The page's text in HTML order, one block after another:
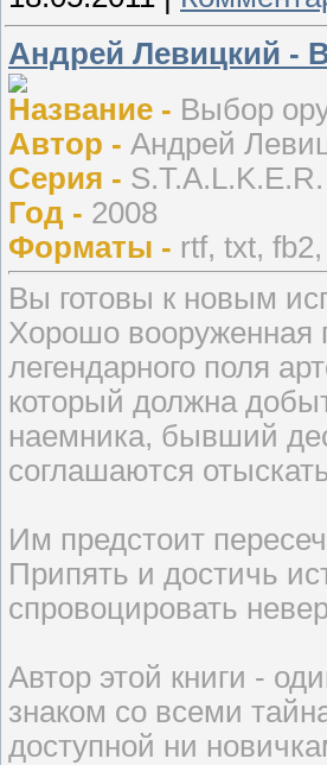
Андрей Левицкий
Название - Выбор
Автор - Андрей
Серия - S.T.A.L.K.E.R.
Год - 2008
Форматы - rtf, txt,
Вы готовы к новым
Хорошо вооруженная
легендарного поля
который должна
наемника, бывший
соглашаются
Им предстоит
Припять и достичь
спровоцировать
Автор этой книги -
знаком со всеми
доступной ни